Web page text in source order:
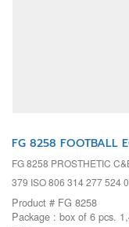
FG 8258 FOOTBALL
FG 8258 PROSTHETIC
379 ISO 806 314 277 524
Product # FG 8258
Package : box of 6 pcs.